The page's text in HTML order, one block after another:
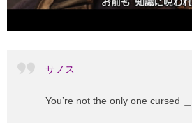
サノス
You’re not the only one cursed